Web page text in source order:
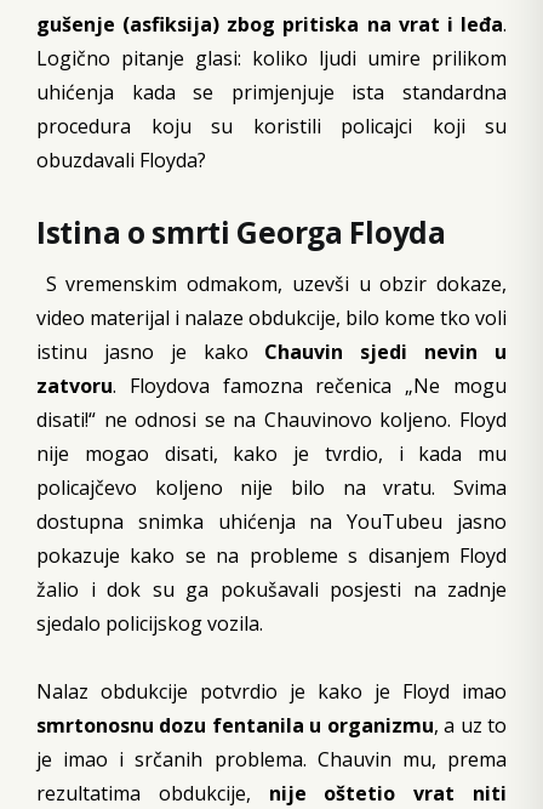
gušenje (asfiksija) zbog pritiska na vrat i leđa.
Logično pitanje glasi: koliko ljudi umire prilikom
uhićenja kada se primjenjuje ista standardna
procedura koju su koristili policajci koji su
obuzdavali Floyda?
Istina o smrti Georga Floyda
S vremenskim odmakom, uzevši u obzir dokaze,
video materijal i nalaze obdukcije, bilo kome tko voli
istinu jasno je kako Chauvin sjedi nevin u
zatvoru. Floydova famozna rečenica „Ne mogu
disati!“ ne odnosi se na Chauvinovo koljeno. Floyd
nije mogao disati, kako je tvrdio, i kada mu
policajčevo koljeno nije bilo na vratu. Svima
dostupna snimka uhićenja na YouTubeu jasno
pokazuje kako se na probleme s disanjem Floyd
žalio i dok su ga pokušavali posjesti na zadnje
sjedalo policijskog vozila.
Nalaz obdukcije potvrdio je kako je Floyd imao
smrtonosnu dozu fentanila u organizmu, a uz to
je imao i srčanih problema. Chauvin mu, prema
rezultatima obdukcije, nije oštetio vrat niti